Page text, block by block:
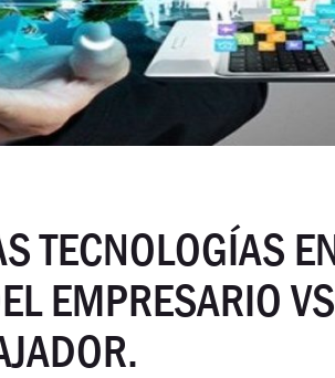
TECNOLOGÍAS
EMPRESARIO VS